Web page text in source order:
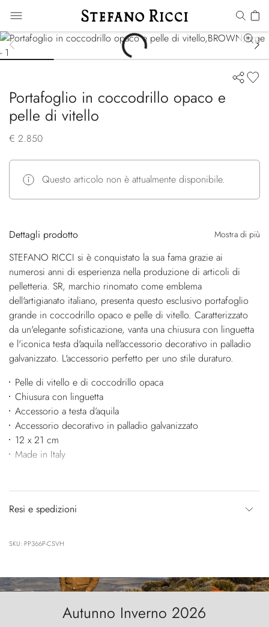
Portafoglio in coccodrillo opaco e
pelle di vitello
€ 2.850
Questo articolo non è attualmente disponibile.
Dettagli prodotto Mostra di più
STEFANO RICCI si è conquistato la sua fama grazie ai
numerosi anni di esperienza nella produzione di articoli di
pelletteria. SR, marchio rinomato come emblema
dell'artigianato italiano, presenta questo esclusivo portafoglio
grande in coccodrillo opaco e pelle di vitello. Caratterizzato
da un'elegante sofisticazione, vanta una chiusura con linguetta
e l'iconica testa d'aquila nell'accessorio decorativo in palladio
galvanizzato. L'accessorio perfetto per uno stile duraturo.
Pelle di vitello e di coccodrillo opaca
Chiusura con linguetta
Accessorio a testa d’aquila
Accessorio decorativo in palladio galvanizzato
12 x 21 cm
Made in Italy
Resi e spedizioni
SKU: PP366P-CSVH
Autunno Inverno 2026